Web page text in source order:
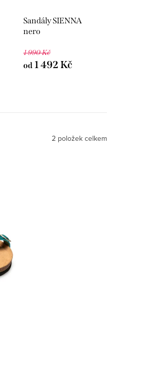
Sandály SIENNA
nero
1 990 Kč
od 1 492 Kč
2 položek celkem